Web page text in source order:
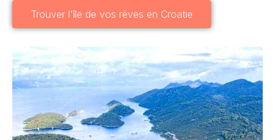
Trouver l'île de vos rêves en Croatie